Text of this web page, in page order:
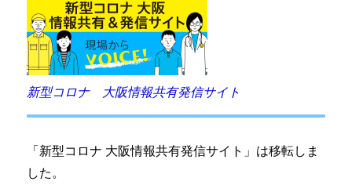
新型コロナ 大阪情報共有発信サイト
「新型コロナ 大阪情報共有発信サイト」は移転しま
した。